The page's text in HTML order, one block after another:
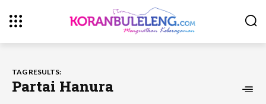
TAG RESULTS:
Partai Hanura